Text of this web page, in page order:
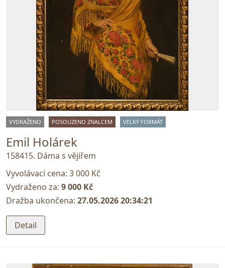
VYDRAŽENO POSOUZENO ZNALCEM VELKÝ FORMÁT
Emil Holárek
158415. Dáma s vějířem
Vyvolávací cena: 3 000 Kč
Vydraženo za: 9 000 Kč
Dražba ukončena: 27.05.2026 20:34:21
Detail